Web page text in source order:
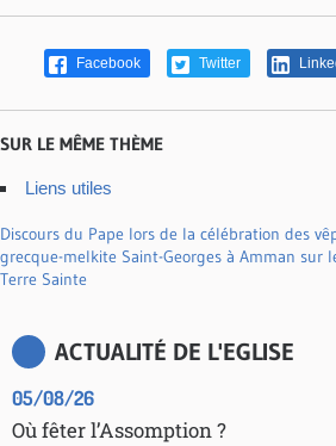
Facebook Twitter
SUR LE MÊME THÈME
Liens utiles
Discours du Pape lors de la célébration des
grecque-melkite Saint-Georges à Amman sur
Terre Sainte
ACTUALITÉ DE L'EGLISE
05/08/26
Où fêter l’Assomption ?